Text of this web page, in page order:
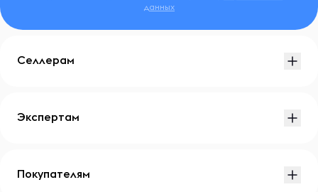
данных
Селлерам
Экспертам
Покупателям